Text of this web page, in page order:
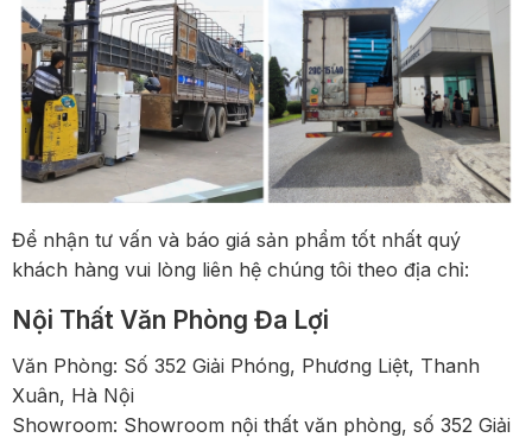
Để nhận tư vấn và báo giá sản phẩm tốt nhất quý
khách hàng vui lòng liên hệ chúng tôi theo địa chỉ:
Nội Thất Văn Phòng Đa Lợi
Văn Phòng: Số 352 Giải Phóng, Phương Liệt, Thanh
Xuân, Hà Nội
Showroom: Showroom nội thất văn phòng, số 352 Giải